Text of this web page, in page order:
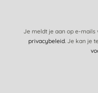
Je meldt je aan op e-mails
privacybeleid. Je kan je